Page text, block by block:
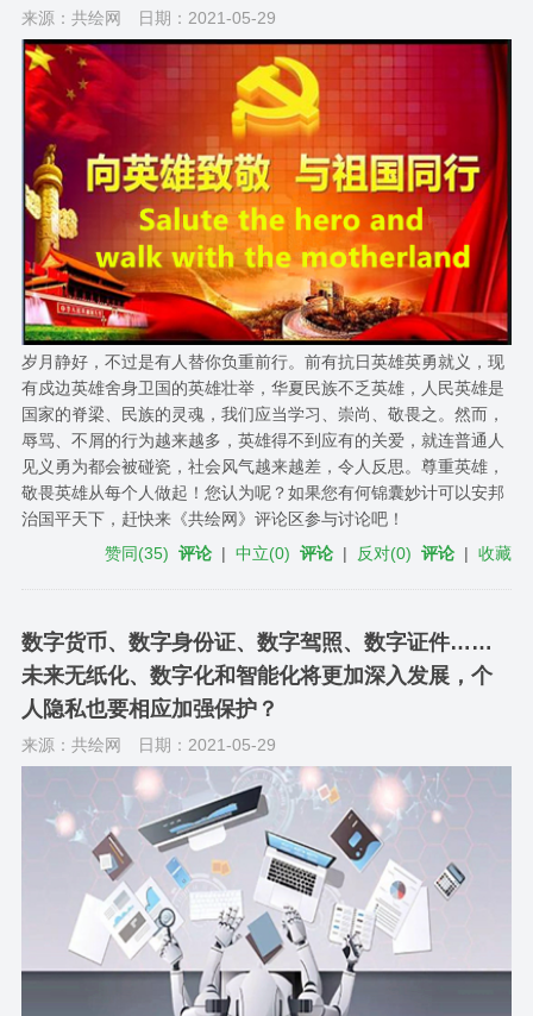
来源：共绘网 日期：2021-05-29
岁月静好，不过是有人替你负重前行。前有抗日英雄英勇就义，现
有戍边英雄舍身卫国的英雄壮举，华夏民族不乏英雄，人民英雄是
国家的脊梁、民族的灵魂，我们应当学习、崇尚、敬畏之。然而，
辱骂、不屑的行为越来越多，英雄得不到应有的关爱，就连普通人
见义勇为都会被碰瓷，社会风气越来越差，令人反思。尊重英雄，
敬畏英雄从每个人做起！您认为呢？如果您有何锦囊妙计可以安邦
治国平天下，赶快来《共绘网》评论区参与讨论吧！
赞同(35) 评论 |中立(0) 评论 | 反对(0) 评论 |收藏
数字货币、数字身份证、数字驾照、数字证件……
未来无纸化、数字化和智能化将更加深入发展，个
人隐私也要相应加强保护？
来源：共绘网 日期：2021-05-29